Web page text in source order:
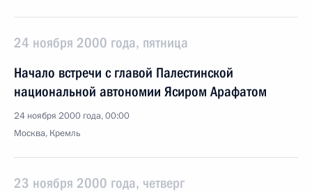
24 ноября 2000 года, пятница
Начало встречи с главой Палестинской
национальной автономии Ясиром Арафатом
24 ноября 2000 года, 00:00
Москва, Кремль
23 ноября 2000 года, четверг